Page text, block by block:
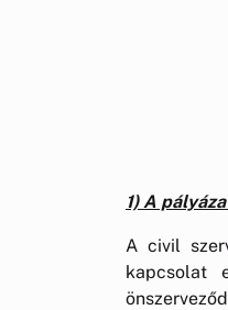
1) A
A civil
kapcsolat